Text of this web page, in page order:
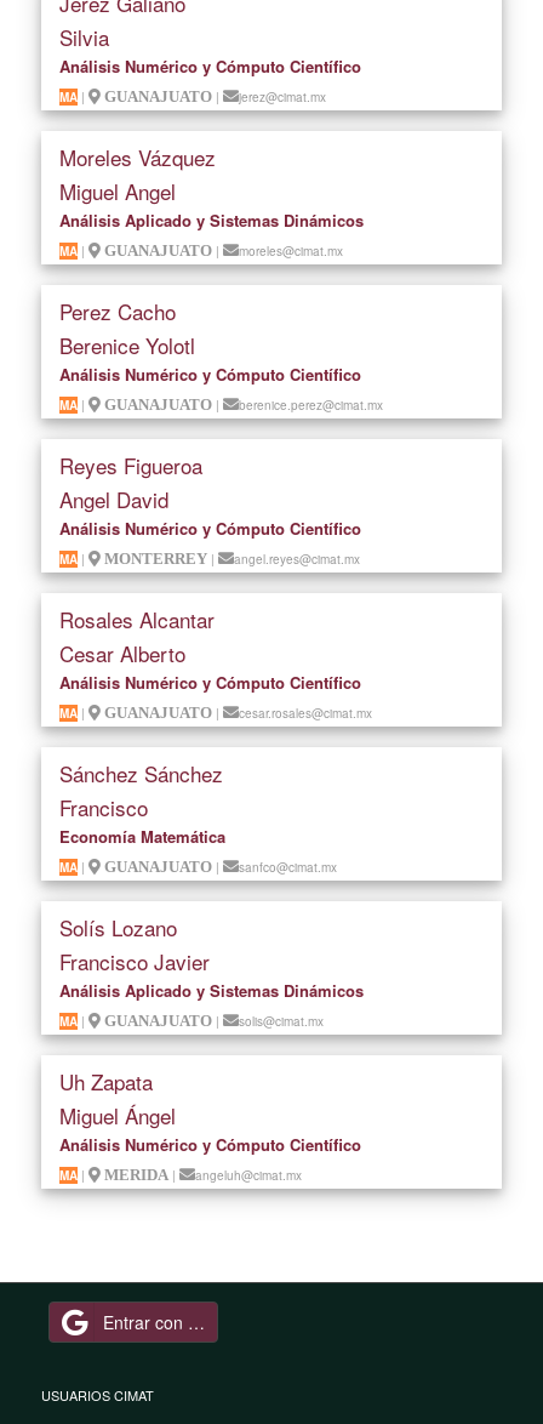
Silvia
MA| GUANAJUATO| jerez@cimat.mx
Análisis Numérico y Cómputo Científico
Moreles Vázquez
Miguel Angel
MA| GUANAJUATO| moreles@cimat.mx
Análisis Aplicado y Sistemas Dinámicos
Perez Cacho
Berenice Yolotl
MA| GUANAJUATO| berenice.perez@cimat.mx
Análisis Numérico y Cómputo Científico
Reyes Figueroa
Angel David
MA| MONTERREY| angel.reyes@cimat.mx
Análisis Numérico y Cómputo Científico
Rosales Alcantar
Cesar Alberto
MA| GUANAJUATO| cesar.rosales@cimat.mx
Análisis Numérico y Cómputo Científico
Sánchez Sánchez
Francisco
MA| GUANAJUATO| sanfco@cimat.mx
Economía Matemática
Solís Lozano
Francisco Javier
MA| GUANAJUATO| solis@cimat.mx
Análisis Aplicado y Sistemas Dinámicos
Uh Zapata
Miguel Ángel
MA| MERIDA| angeluh@cimat.mx
Análisis Numérico y Cómputo Científico
Entrar con Google
USUARIOS CIMAT